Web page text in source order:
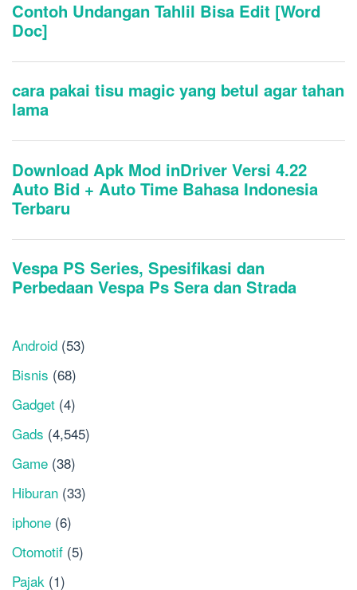
Android (53)
Bisnis (68)
Gadget (4)
Gads (4,545)
Game (38)
Hiburan (33)
iphone (6)
Otomotif (5)
Pajak (1)